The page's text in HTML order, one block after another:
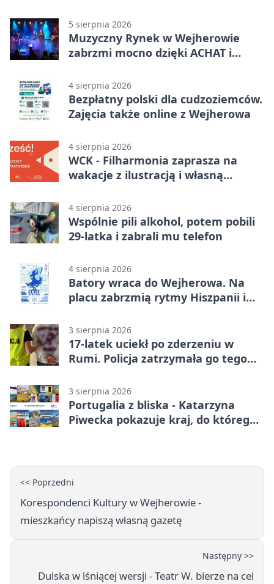
5 sierpnia 2026
Muzyczny Rynek w Wejherowie
zabrzmi mocno dzięki ACHAT i
4 sierpnia 2026
Bezpłatny polski dla cudzoziemców.
Zajęcia także online z Wejherowa
4 sierpnia 2026
WCK - Filharmonia zaprasza na
wakacje z ilustracją i własną
4 sierpnia 2026
Wspólnie pili alkohol, potem pobili
29-latka i zabrali mu telefon
4 sierpnia 2026
Batory wraca do Wejherowa. Na
placu zabrzmią rytmy Hiszpanii i
3 sierpnia 2026
17-latek uciekł po zderzeniu w
Rumi. Policja zatrzymała go tego
3 sierpnia 2026
Portugalia z bliska - Katarzyna
Piwecka pokazuje kraj, do którego
<< Poprzedni
Korespondenci Kultury w Wejherowie -
mieszkańcy napiszą własną gazetę
Następny >>
Dulska w lśniącej wersji - Teatr W. bierze na cel